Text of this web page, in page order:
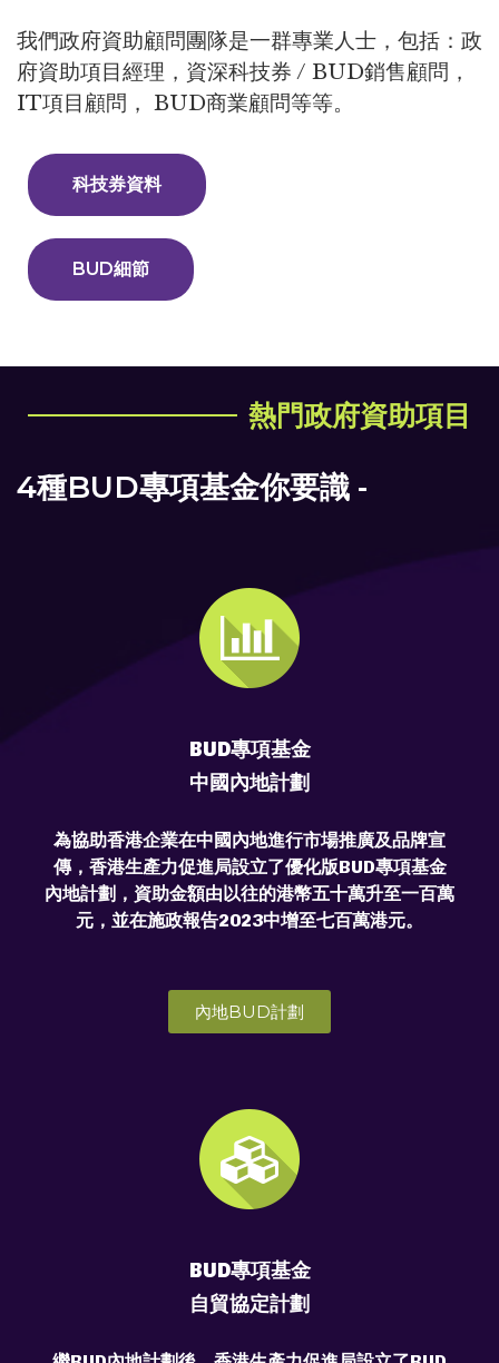
我們政府資助顧問團隊是一群專業人士，包括：政
府資助項目經理，資深科技券 / BUD銷售顧問，
IT項目顧問， BUD商業顧問等等。
科技券資料
BUD細節
熱門政府資助項目
4種BUD專項基金你要識 -
BUD專項基金
中國內地計劃
為協助香港企業在中國內地進行市場推廣及品牌宣
傳，香港生產力促進局設立了優化版BUD專項基金
內地計劃，資助金額由以往的港幣五十萬升至一百萬
元，並在施政報告2023中增至七百萬港元。
內地BUD計劃
BUD專項基金
自貿協定計劃